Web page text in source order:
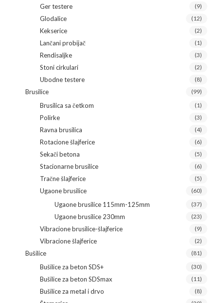
Ger testere (9)
Glodalice (12)
Kekserice (2)
Lančani probijač (1)
Rendisaljke (3)
Stoni cirkulari (2)
Ubodne testere (8)
Brusilice (99)
Brusilica sa četkom (1)
Polirke (3)
Ravna brusilica (4)
Rotacione šlajferice (6)
Sekači betona (5)
Stacionarne brusilice (6)
Tračne šlajferice (5)
Ugaone brusilice (60)
Ugaone brusilice 115mm-125mm (37)
Ugaone brusilice 230mm (23)
Vibracione brusilice-šlajferice (9)
Vibracione šlajferice (2)
Bušilice (81)
Bušilice za beton SDS+ (30)
Bušilice za beton SDSmax (11)
Bušilice za metal i drvo (8)